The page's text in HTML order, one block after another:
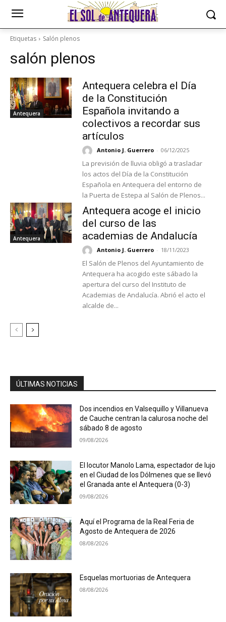
Etiquetas Salón plenos
salón plenos
Antequera
Antequera celebra el Día
de la Constitución
Española invitando a
colectivos a recordar sus
artículos
Antonio J. Guerrero - 06/12/2025
La previsión de lluvia obligó a trasladar
los actos del Día de la Constitución
Española en Antequera del entorno de
la Puerta de Estepa al Salón de Plenos...
Antequera
Antequera acoge el inicio
del curso de las
academias de Andalucía
Antonio J. Guerrero - 18/11/2023
El Salón de Plenos del Ayuntamiento de
Antequera ha acogido este sábado la
apertura del curso del Instituto de
Academias de Andalucía. Abrió el acto el
alcalde de...
ÚLTIMAS NOTICIAS
Dos incendios en Valsequillo y Villanueva
de Cauche centran la calurosa noche del
sábado 8 de agosto
09/08/2026
El locutor Manolo Lama, espectador de lujo
en el Ciudad de los Dólmenes que se llevó
el Granada ante el Antequera (0-3)
09/08/2026
Aquí el Programa de la Real Feria de
Agosto de Antequera de 2026
08/08/2026
Esquelas mortuorias de Antequera
08/08/2026